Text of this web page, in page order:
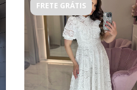
FRETE GRÁTIS